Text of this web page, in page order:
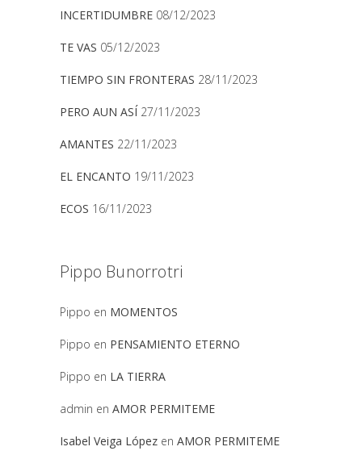
INCERTIDUMBRE 08/12/2023
TE VAS 05/12/2023
TIEMPO SIN FRONTERAS 28/11/2023
PERO AUN ASÍ 27/11/2023
AMANTES 22/11/2023
EL ENCANTO 19/11/2023
ECOS 16/11/2023
Pippo Bunorrotri
Pippo en MOMENTOS
Pippo en PENSAMIENTO ETERNO
Pippo en LA TIERRA
admin en AMOR PERMITEME
Isabel Veiga López en AMOR PERMITEME